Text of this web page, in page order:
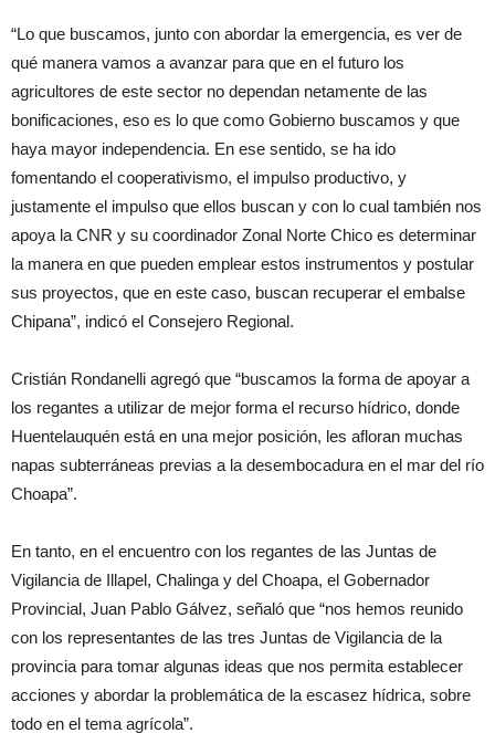
“Lo que buscamos, junto con abordar la emergencia, es ver de
qué manera vamos a avanzar para que en el futuro los
agricultores de este sector no dependan netamente de las
bonificaciones, eso es lo que como Gobierno buscamos y que
haya mayor independencia. En ese sentido, se ha ido
fomentando el cooperativismo, el impulso productivo, y
justamente el impulso que ellos buscan y con lo cual también nos
apoya la CNR y su coordinador Zonal Norte Chico es determinar
la manera en que pueden emplear estos instrumentos y postular
sus proyectos, que en este caso, buscan recuperar el embalse
Chipana”, indicó el Consejero Regional.
Cristián Rondanelli agregó que “buscamos la forma de apoyar a
los regantes a utilizar de mejor forma el recurso hídrico, donde
Huentelauquén está en una mejor posición, les afloran muchas
napas subterráneas previas a la desembocadura en el mar del río
Choapa”.
En tanto, en el encuentro con los regantes de las Juntas de
Vigilancia de Illapel, Chalinga y del Choapa, el Gobernador
Provincial, Juan Pablo Gálvez, señaló que “nos hemos reunido
con los representantes de las tres Juntas de Vigilancia de la
provincia para tomar algunas ideas que nos permita establecer
acciones y abordar la problemática de la escasez hídrica, sobre
todo en el tema agrícola”.